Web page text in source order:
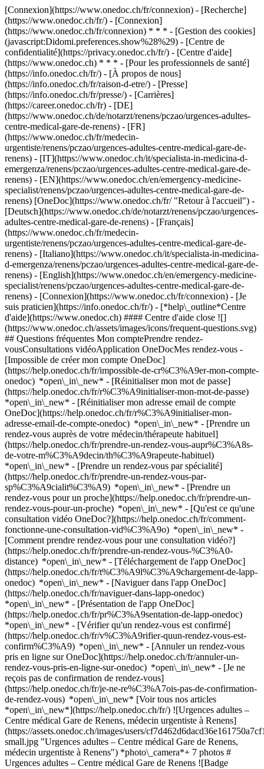
[Connexion](https://www.onedoc.ch/fr/connexion) - [Recherche]
(https://www.onedoc.ch/fr/) - [Connexion]
(https://www.onedoc.ch/fr/connexion) * * * - [Gestion des cookies]
(javascript:Didomi.preferences.show%28%29) - [Centre de
confidentialité](https://privacy.onedoc.ch/fr/) - [Centre d'aide]
(https://www.onedoc.ch) * * * - [Pour les professionnels de santé]
(https://info.onedoc.ch/fr/) - [À propos de nous]
(https://info.onedoc.ch/fr/raison-d-etre/) - [Presse]
(https://info.onedoc.ch/fr/presse/) - [Carrières]
(https://career.onedoc.ch/fr) - [DE]
(https://www.onedoc.ch/de/notarzt/renens/pczao/urgences-adultes-
centre-medical-gare-de-renens) - [FR]
(https://www.onedoc.ch/fr/medecin-
urgentiste/renens/pczao/urgences-adultes-centre-medical-gare-de-
renens) - [IT](https://www.onedoc.ch/it/specialista-in-medicina-d-
emergenza/renens/pczao/urgences-adultes-centre-medical-gare-de-
renens) - [EN](https://www.onedoc.ch/en/emergency-medicine-
specialist/renens/pczao/urgences-adultes-centre-medical-gare-de-
renens) [OneDoc](https://www.onedoc.ch/fr/ "Retour à l'accueil") -
[Deutsch](https://www.onedoc.ch/de/notarzt/renens/pczao/urgences-
adultes-centre-medical-gare-de-renens) - [Français]
(https://www.onedoc.ch/fr/medecin-
urgentiste/renens/pczao/urgences-adultes-centre-medical-gare-de-
renens) - [Italiano](https://www.onedoc.ch/it/specialista-in-medicina-
d-emergenza/renens/pczao/urgences-adultes-centre-medical-gare-de-
renens) - [English](https://www.onedoc.ch/en/emergency-medicine-
specialist/renens/pczao/urgences-adultes-centre-medical-gare-de-
renens) - [Connexion](https://www.onedoc.ch/fr/connexion) - [Je
suis praticien](https://info.onedoc.ch/fr/) - [*help\_outline*Centre
d'aide](https://www.onedoc.ch) #### Centre d'aide close ![]
(https://www.onedoc.ch/assets/images/icons/frequent-questions.svg)
## Questions fréquentes Mon comptePrendre rendez-
vousConsultations vidéoApplication OneDocMes rendez-vous -
[Impossible de créer mon compte OneDoc]
(https://help.onedoc.ch/fr/impossible-de-cr%C3%A9er-mon-compte-
onedoc) *open\_in\_new* - [Réinitialiser mon mot de passe]
(https://help.onedoc.ch/fr/r%C3%A9initialiser-mon-mot-de-passe)
*open\_in\_new* - [Réinitialiser mon adresse email de compte
OneDoc](https://help.onedoc.ch/fr/r%C3%A9initialiser-mon-
adresse-email-de-compte-onedoc) *open\_in\_new* - [Prendre un
rendez-vous auprès de votre médecin/thérapeute habituel]
(https://help.onedoc.ch/fr/prendre-un-rendez-vous-aupr%C3%A8s-
de-votre-m%C3%A9decin/th%C3%A9rapeute-habituel)
*open\_in\_new* - [Prendre un rendez-vous par spécialité]
(https://help.onedoc.ch/fr/prendre-un-rendez-vous-par-
sp%C3%A9cialit%C3%A9) *open\_in\_new* - [Prendre un
rendez-vous pour un proche](https://help.onedoc.ch/fr/prendre-un-
rendez-vous-pour-un-proche) *open\_in\_new* - [Qu'est ce qu'une
consultation vidéo OneDoc?](https://help.onedoc.ch/fr/comment-
fonctionne-une-consultation-vid%C3%A9o) *open\_in\_new* -
[Comment prendre rendez-vous pour une consultation vidéo?]
(https://help.onedoc.ch/fr/prendre-un-rendez-vous-%C3%A0-
distance) *open\_in\_new* - [Téléchargement de l'app OneDoc]
(https://help.onedoc.ch/fr/t%C3%A9l%C3%A9chargement-de-lapp-
onedoc) *open\_in\_new* - [Naviguer dans l'app OneDoc]
(https://help.onedoc.ch/fr/naviguer-dans-lapp-onedoc)
*open\_in\_new* - [Présentation de l'app OneDoc]
(https://help.onedoc.ch/fr/pr%C3%A9sentation-de-lapp-onedoc)
*open\_in\_new* - [Vérifier qu'un rendez-vous est confirmé](https://help.onedoc.ch/fr/v%C3%A9rifier-quun-rendez-vous-est-confirm%C3%A9) *open\_in\_new* - [Annuler un rendez-vous pris en ligne sur OneDoc](https://help.onedoc.ch/fr/annuler-un-rendez-vous-pris-en-ligne-sur-onedoc) *open\_in\_new* - [Je ne reçois pas de confirmation de rendez-vous](https://help.onedoc.ch/fr/je-ne-re%C3%A7ois-pas-de-confirmation-de-rendez-vous) *open\_in\_new* [Voir tous nos articles *open\_in\_new*](https://help.onedoc.ch/fr/) ![Urgences adultes – Centre médical Gare de Renens, médecin urgentiste à Renens](https://assets.onedoc.ch/images/users/cf7d462d6dacd36e161750a7cf1ce582febc835468363602f70edd55ec7a87b5-small.jpg "Urgences adultes – Centre médical Gare de Renens, médecin urgentiste à Renens") *photo\_camera*+ 7 photos # Urgences adultes – Centre médical Gare de Renens ![Badge indiquant un profil vérifié](https://www.onedoc.ch/assets/images/icons/checkmark.svg) ## Médecin urgentiste Résumé Carte Présentation ![Icône patient avec un signe plus annonçant que le professionnel accepte de nouveaux patients](https://www.onedoc.ch/assets/images/icons/new-patients.svg) ### Patients acceptés Urgences adultes – Centre médical Gare de Renens accepte les nouveaux patients ![Icône mallette annonçant les spécialités du professionnel de santé](https://www.onedoc.ch/assets/images/icons/specialties.svg) ### Spécialités Médecine d'urgence Médecine générale ![Icône microscope annonçant les expertises dans lesquelles le professionnel est spécialisé](https://www.onedoc.ch/assets/images/icons/expertises.svg) ### Expertises Urgence en médecine générale [*arrow\_drop\_down*Voir plus](https://www.onedoc.ch) ![Marqueur annonçant la carte et les informations d’accès du cabinet](https://www.onedoc.ch/assets/images/icons/map.svg) ### Carte et informations d'accès #### [Centre Médical Gare de Renens](https://www.onedoc.ch/fr/centre-medical/renens/ebc5t/centre-medical-gare-de-renens) Avenue d'Epenex 4b 1020 Renens #### Horaire d'ouverture Actuellement fermé - Ouvre à 09:00 *expand\_more* Lundi: 09:00 - 18:00 Mardi: 09:00 - 18:00 Mercredi: 09:00 - 18:00 Jeudi: 09:00 - 18:00 Vendredi: 09:00 - 18:00 Samedi: Fermé Dimanche: Fermé ![Icône document annonçant la présentation de l’établissement](https://www.onedoc.ch/assets/images/icons/presentation.svg) ### Présentation du professionnel de santé __Permanence adulte avec ou sans rendez-vous :__ La __Permanence du__ [__Centre médical Gare de Renens__](https://cmgr.ch/)accueille les patients du __lundi au vendredi__, de 09h00 à 18h00, __avec ou__ sans rendez-vous, pour la prise en charge d’__urgences non vitales dès 16 ans__. Situé à l’__Avenue d’Epenex 4b__, au 2ᵉ étage, le centre se trouve à proximité immédiate de la gare de Renens et du métro M1. L’accès est facilité par les transports publics et des places de stationnement à proximité. Le bâtiment dispose d’un accès PMR, assuré par deux ascenseurs situés aux entrées 4b et 4c. Le centre a pour but de proposer une prise en charge des urgences médicales de qualité et facilement accessible aux habitants de Renens, [Prilly](https://cmgr.ch/services/urgences-medicales-renens/), Ecublens, [Crissier](https://cmgr.ch/services/urgences-medicales-renens/) et [Chavannes-près-Renens.](https://cmgr.ch/services/urgences-medicales-renens/) Avec son équipe, son infrastructure et sa disponibilité, le CMGR se positionne comme une alternative aux [urgences du CHUV](https://cmgr.ch/services/urgences-medicales-renens/). La permanence est dotée d’une équipe de __médecins généralistes, infirmières et assistantes médicales__ formés à la gestion des urgences médicales. Elle prend en charge différents motifs de consultation : - Fatigue, vertiges, nausées - Troubles respiratoires (toux, essoufflement) - Infections et fièvres (grippe, rhume, sinusite) - Douleurs abdominales, thoraciques ou articulaires - Troubles digestifs (maux d’estomac, indigestion) - Blessures mineures (coupures, entorses, foulures) - Suivi après chute, fracture ou entorse - Affections courantes (otite, allergies, infections urinaires) - Services de contraception d’urgence Le centre dispose également d’un __laboratoire d’analyses sur place__ et d’un __service de radiologie numérique__ permettant des examens rapides et précis. Les patients peuvent __prendre rendez-vous en ligne sur OneDoc__ pour une consultation selon leurs besoins ou se présenter directement pendant les heures d’ouverture. [*arrow\_drop\_down*Voir plus](https://www.onedoc.ch) [![Urgences adultes – Centre médical Gare de Renens, médecin urgentiste à Renens](https://assets.onedoc.ch/images/users/cf7d462d6dacd36e161750a7cf1ce582febc835468363602f70edd55ec7a87b5-small.jpg "Urgences adultes – Centre médical Gare de Renens, médecin urgentiste à Renens")](https://assets.onedoc.ch/images/users/cf7d462d6dacd36e161750a7cf1ce582febc835468363602f70edd55ec7a87b5.jpg)[![Centre Médical Gare de Renens, centre médical à Renens](https://assets.onedoc.ch/images/entities/24d9944ed5568ba2e5f7d0dd446a88e3654dcaf4cd62c25032243edbcb96842d-small.jpg "Centre Médical Gare de Renens, centre médical à Renens")](https://assets.onedoc.ch/images/entities/24d9944ed5568ba2e5f7d0dd446a88e3654dcaf4cd62c25032243edbcb96842d.jpg)[![Centre Médical Gare de Renens, centre médical à Renens](https://assets.onedoc.ch/images/entities/ae3dc71d59a0dd6b843c393caec6b65e97aacc1eeef8ed358f68d5fc52461f16-small.jpg "Centre Médical Gare de Renens, centre médical à Renens")](https://assets.onedoc.ch/images/entities/ae3dc71d59a0dd6b843c393caec6b65e97aacc1eeef8ed358f68d5fc52461f16.jpg)[![Centre Médical Gare de Renens, centre médical à Renens](https://assets.onedoc.ch/images/entities/0bd49bb5b6413a55073ba551e031af5a4a882b29e8eee544451f2d0863269d93-small.jpg "Centre Médical Gare de Renens, centre médical à Renens")](https://assets.onedoc.ch/images/entities/0bd49bb5b6413a55073ba551e031af5a4a882b29e8eee544451f2d0863269d93.jpg)[![Centre Médical Gare de Renens, centre médical à Renens](https://assets.onedoc.ch/images/entities/e9da40f43cf5588a0c329064e563800f18f5a28b014c04bd90b8c3ecba5bf684-small.jpg "Centre Médical Gare de Renens, centre médical à Renens")](https://assets.onedoc.ch/images/entities/e9da40f43cf5588a0c329064e563800f18f5a28b014c04bd90b8c3ecba5bf684.jpg)[![Centre Médical Gare de Renens, centre médical à Renens](https://assets.onedoc.ch/images/entities/73b2d1c22665afc77bdf9cf982fedfffd11627907ede948cf2929981bc886aaf-small.jpg "Centre Médical Gare de Renens, centre médical à Renens")](https://assets.onedoc.ch/images/entities/73b2d1c22665afc77bdf9cf982fedfffd11627907ede948cf2929981bc886aaf.jpg)[![Centre Médical Gare de Renens, centre médical à Renens](https://assets.onedoc.ch/images/entities/a4c324af937e127c6fe4bee94288b669b6777e8f79d3fc7f08311765b5b28a06-small.jpg "Centre Médical Gare de Renens, centre médical à Renens")](https://assets.onedoc.ch/images/entities/a4c324af937e127c6fe4bee94288b669b6777e8f79d3fc7f08311765b5b28a06.jpg)[![Centre Médical Gare de Renens, centre médical à Renens](https://assets.onedoc.ch/images/entities/39bdcfada59a5738c2f5ed564762fbbd8256619d6b2f985cbe352c38f49ba87d-small.jpg "Centre Médical Gare de Renens, centre médical à Renens")](https://assets.onedoc.ch/images/entities/39bdcfada59a5738c2f5ed564762fbbd8256619d6b2f985cbe352c38f49ba87d.jpg) * * * #### Langues parlées français et anglais #### Site web [Voir le site *open\_in\_new*](https://cmgr.ch/) ![Icône bulle de dialogue annonçant la section FAQ](https://www.onedoc.ch/assets/images/icons/faq.svg) ### FAQ *expand\_more* *keyboard\_arrow\_right* ## Quelle est l'adresse de Urgences adultes – Centre médical Gare de Renens? Urgences adultes – Centre médical Gare de Renens reçoit des patients à Avenue d'Epenex 4b, 1020 Renens. * * * *keyboard\_arrow\_right* ## Quelles sont les langues parlées par Urgences adultes – Centre médical Gare de Renens? Urgences adultes – Centre médical Gare de Renens propose des consultations en français et anglais. * * * *keyboard\_arrow\_right* ## Quels sont les horaires de consultation de Urgences adultes – Centre médical Gare de Renens? Les horaires de consultation de Urgences adultes – Centre médical Gare de Renens sont: - #### [Centre Médical Gare de Renens](https://www.onedoc.ch/fr/centre-medical/renens/ebc5t/centre-medical-gare-de-renens) : Avenue d'Epenex 4b, 1020 Renens - Le lundi de 09:00 à 18:00 - Le mardi de 09:00 à 18:00 - Le mercredi de 09:00 à 18:00 - Le jeudi de 09:00 à 18:00 - Le vendredi de 09:00 à 18:00 - Le samedi fermé - Le dimanche fermé * * * *keyboard\_arrow\_right* ## Quel est le site web de Urgences adultes – Centre médical Gare de Renens? Vous pouvez consulter le site web de Urgences adultes – Centre médical Gare de Renens à l'adresse suivante: [https://cmgr.ch/ *open\_in\_new*](https://cmgr.ch/) . * * * *keyboard\_arrow\_right* ## Quel est le numéro de téléphone de Urgences adultes – Centre médical Gare de Renens? Le numéro de téléphone de Urgences adultes – Centre médical Gare de Renens est [021 566 59 90](tel:+41215665990). * * * *keyboard\_arrow\_right* ## Est-ce que Urgences adultes – Centre médical Gare de Renens accepte les nouveaux patients? Oui, Urgences adultes – Centre médical Gare de Renens accepte les nouveaux patients. Pour prendre rendez-vous, les nouveaux patients peuvent facilement réserver en ligne via OneDoc. * * * *keyboard\_arrow\_right* ## Quelles sont les spécialités de Urgences adultes – Centre médical Gare de Renens? Urgences adultes – Centre médical Gare de Renens est spécialiste en [médecine d'urgence](https://www.onedoc.ch/fr/medecin-urgentiste/renens) et [médecine générale](https://www.onedoc.ch/fr/medecin-generaliste/renens) à Renens. * * * *keyboard\_arrow\_right* ## Quelles sont les expertises de Urgences adultes – Centre médical Gare de Renens? Les expertises de Urgences adultes – Centre médical Gare de Renens à Renens sont: [Urgence e